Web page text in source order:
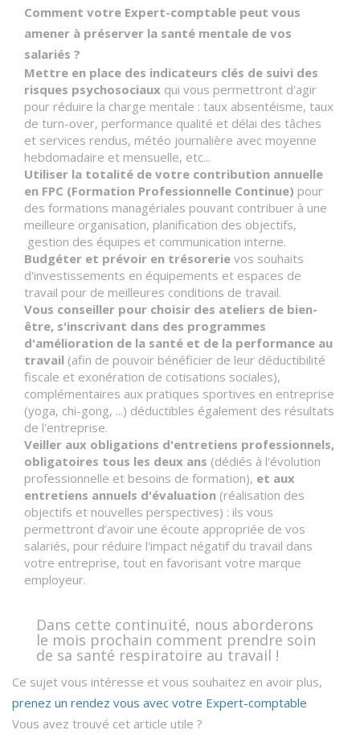
Comment votre Expert-comptable peut vous
amener à préserver la santé mentale de vos
salariés ?
Mettre en place des indicateurs clés de suivi des
risques psychosociaux qui vous permettront d'agir
pour réduire la charge mentale : taux absentéisme, taux
de turn-over, performance qualité et délai des tâches
et services rendus, météo journalière avec moyenne
hebdomadaire et mensuelle, etc...
Utiliser la totalité de votre contribution annuelle
en FPC (Formation Professionnelle Continue) pour
des formations managériales pouvant contribuer à une
meilleure organisation, planification des objectifs,
gestion des équipes et communication interne.
Budgéter et prévoir en trésorerie vos souhaits
d'investissements en équipements et espaces de
travail pour de meilleures conditions de travail.
Vous conseiller pour choisir des ateliers de bien-
être, s'inscrivant dans des programmes
d'amélioration de la santé et de la performance au
travail (afin de pouvoir bénéficier de leur déductibilité
fiscale et exonération de cotisations sociales),
complémentaires aux pratiques sportives en entreprise
(yoga, chi-gong, ...) déductibles également des résultats
de l'entreprise.
Veiller aux obligations d'entretiens professionnels,
obligatoires tous les deux ans (dédiés à l'évolution
professionnelle et besoins de formation), et aux
entretiens annuels d'évaluation (réalisation des
objectifs et nouvelles perspectives) : ils vous
permettront d’avoir une écoute appropriée de vos
salariés, pour réduire l'impact négatif du travail dans
votre entreprise, tout en favorisant votre marque
employeur.
Dans cette continuité, nous aborderons
le mois prochain comment prendre soin
de sa santé respiratoire au travail !
Ce sujet vous intéresse et vous souhaitez en avoir plus,
prenez un rendez vous avec votre Expert-comptable
Vous avez trouvé cet article utile ?